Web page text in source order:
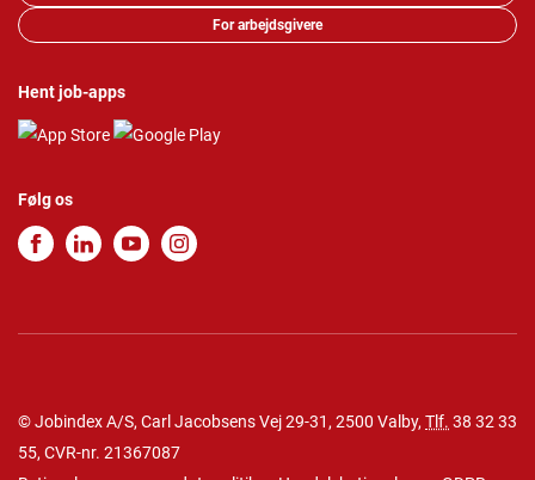
For arbejdsgivere
Hent job-apps
Følg os
© Jobindex A/S, Carl Jacobsens Vej 29-31, 2500 Valby, Tlf. 38 32 33
55, CVR-nr. 21367087